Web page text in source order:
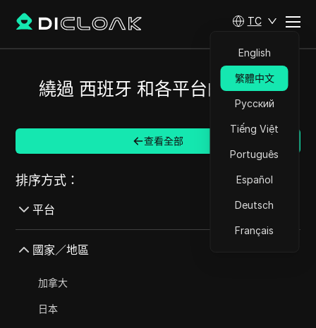
TC
English
繁體中文
Русский
Tiếng Việt
Português
Español
Deutsch
Français
繞過 西班牙 和各平台的限制。
查看全部
排序方式：
平台
AdMob
國家／地區
加拿大
日本